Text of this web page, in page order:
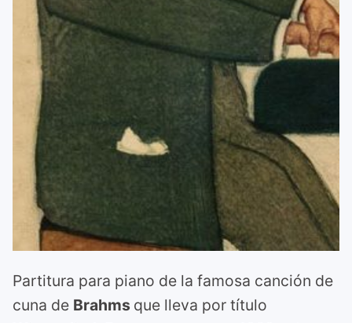
Partitura para piano de la famosa canción de
cuna de Brahms que lleva por título